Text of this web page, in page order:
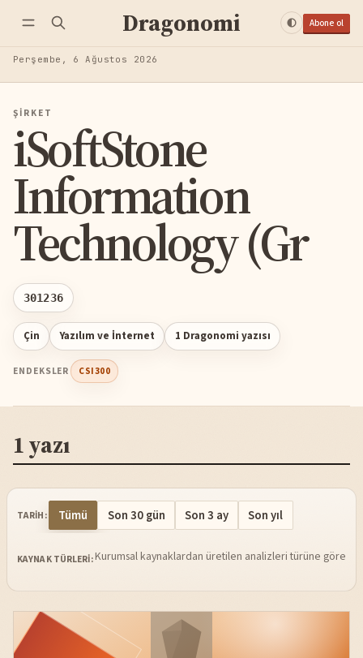
Dragonomi Abone ol
Perşembe, 6 Ağustos 2026
ŞIRKET
iSoftStone
Information
Technology (Gr
301236
Çin Yazılım ve İnternet 1 Dragonomi yazısı
ENDEKSLER CSI300
1 yazı
TARIH: Tümü Son 30 gün Son 3 ay Son yıl
KAYNAK TÜRLERI:Kurumsal kaynaklardan üretilen analizleri türüne göre